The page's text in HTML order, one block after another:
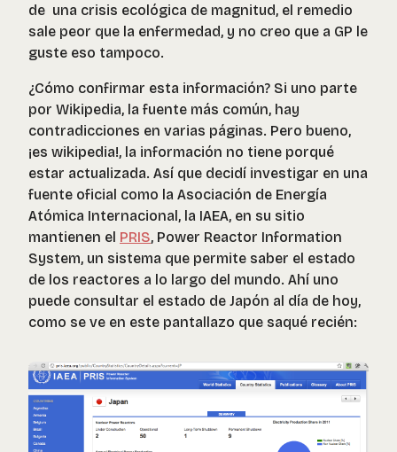
de una crisis ecológica de magnitud, el remedio
sale peor que la enfermedad, y no creo que a GP le
guste eso tampoco.
¿Cómo confirmar esta información? Si uno parte
por Wikipedia, la fuente más común, hay
contradicciones en varias páginas. Pero bueno,
¡es wikipedia!, la información no tiene porqué
estar actualizada. Así que decidí investigar en una
fuente oficial como la Asociación de Energía
Atómica Internacional, la IAEA, en su sitio
mantienen el PRIS, Power Reactor Information
System, un sistema que permite saber el estado
de los reactores a lo largo del mundo. Ahí uno
puede consultar el estado de Japón al día de hoy,
como se ve en este pantallazo que saqué recién: